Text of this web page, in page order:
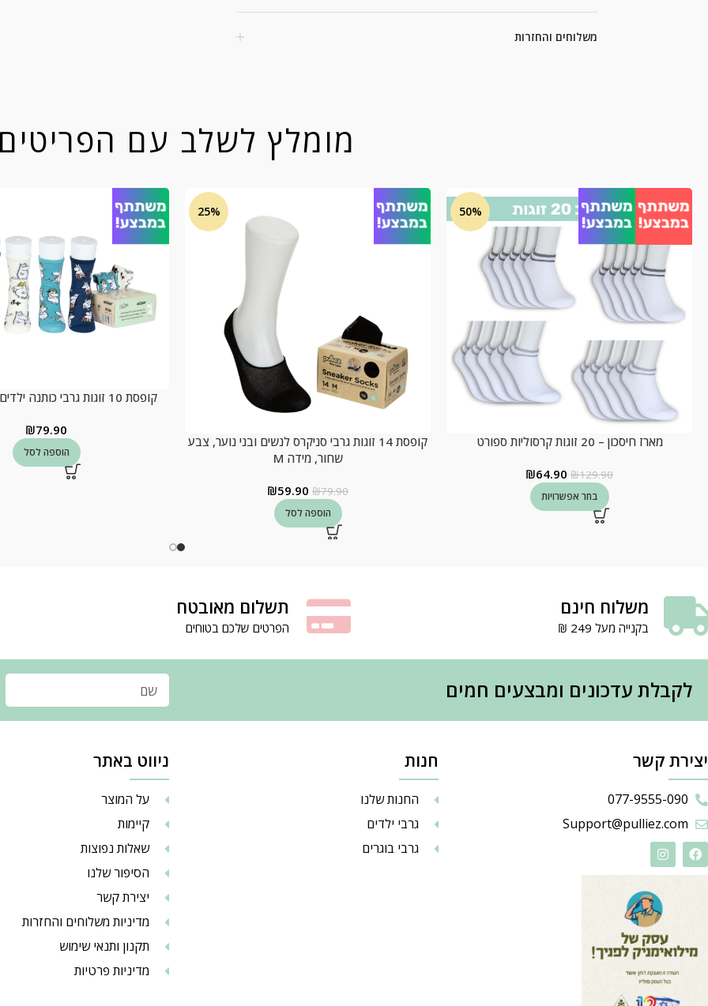
משלוחים והחזרות
מומלץ לשלב עם
50%
מארז חיסכון – 20 זוגות קרסוליות ספורט
₪129.90
₪64.90
בחר אפשרויות
25%
קופסת 14 זוגות גרבי סניקרס לנשים ובני נוער, צבע
שחור, מידה M
₪79.90
₪59.90
הוספה לסל
קופסת 10 זוגות גרבי כותנה ילדים, דגם מומינים
₪79.90
הוספה לסל
משלוח חינם
בקנייה מעל 249 ₪
תשלום מאובטח
הפרטים שלכם בטוחים
לקבלת עדכונים ומבצעים חמים
יצירת קשר
077-9555-090
Support@pulliez.com
חנות
החנות שלנו
גרבי ילדים
גרבי בוגרים
ניווט באתר
על המוצר
קיימות
שאלות נפוצות
הסיפור שלנו
יצירת קשר
מדיניות משלוחים והחזרות
תקנון ותנאי שימוש
מדיניות פרטיות